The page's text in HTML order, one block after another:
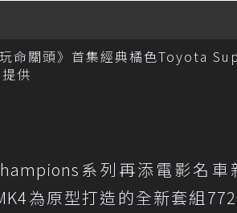
命關頭》首集經典橘色Toyota
供
系列再添電影名
為原型打造的全新套組